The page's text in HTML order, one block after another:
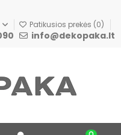
Patikusios prekės (0)
info@dekopaka.lt